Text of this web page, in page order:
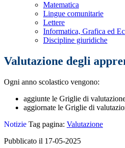
Matematica
Lingue comunitarie
Lettere
Informatica, Grafica ed
Discipline giuridiche
Valutazione degli
Ogni anno scolastico vengono:
aggiunte le Griglie di
aggiornate le Griglie di
Notizie Tag pagina: Valutazione
Pubblicato il 17-05-2025